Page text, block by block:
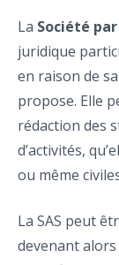
La Société
juridique
en raison de
propose. Elle
rédaction des
d’activités,
ou même
La SAS peut
devenant